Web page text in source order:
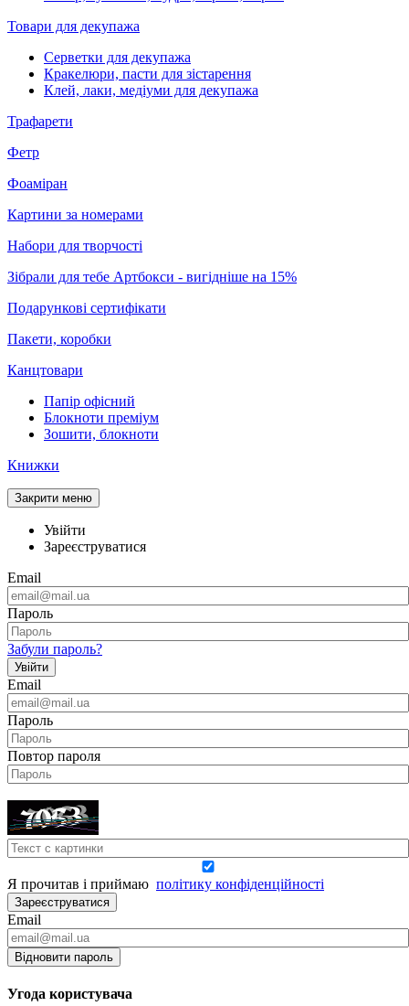
Товари для декупажа
Серветки для декупажа
Кракелюри, пасти для зістарення
Клей, лаки, медіуми для декупажа
Трафарети
Фетр
Фоаміран
Картини за номерами
Набори для творчості
Зібрали для тебе Артбокси - вигідніше на 15%
Подарункові сертифікати
Пакети, коробки
Канцтовари
Папір офісний
Блокноти преміум
Зошити, блокноти
Книжки
Закрити меню
Увійти
Зареєструватися
Email
Пароль
Забули пароль?
Увійти
Email
Пароль
Повтор пароля
Я прочитав і приймаю політику конфіденційності
Зареєструватися
Email
Відновити пароль
Угода користувача